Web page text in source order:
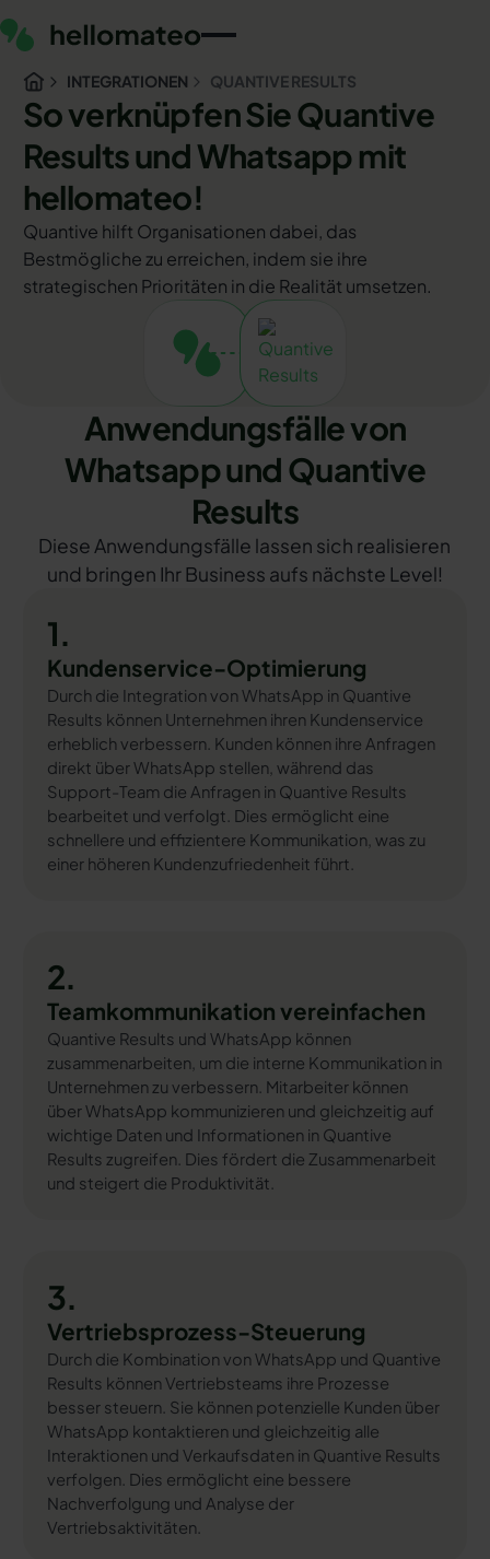
INTEGRATIONEN QUANTIVE RESULTS
So verknüpfen Sie Quantive
Results und Whatsapp mit
hellomateo!
Quantive hilft Organisationen dabei, das
Bestmögliche zu erreichen, indem sie ihre
strategischen Prioritäten in die Realität umsetzen.
Anwendungsfälle von
Whatsapp und Quantive
Results
Diese Anwendungsfälle lassen sich realisieren
und bringen Ihr Business aufs nächste Level!
1.
Kundenservice-Optimierung
Durch die Integration von WhatsApp in Quantive
Results können Unternehmen ihren Kundenservice
erheblich verbessern. Kunden können ihre Anfragen
direkt über WhatsApp stellen, während das
Support-Team die Anfragen in Quantive Results
bearbeitet und verfolgt. Dies ermöglicht eine
schnellere und effizientere Kommunikation, was zu
einer höheren Kundenzufriedenheit führt.
2.
Teamkommunikation vereinfachen
Quantive Results und WhatsApp können
zusammenarbeiten, um die interne Kommunikation in
Unternehmen zu verbessern. Mitarbeiter können
über WhatsApp kommunizieren und gleichzeitig auf
wichtige Daten und Informationen in Quantive
Results zugreifen. Dies fördert die Zusammenarbeit
und steigert die Produktivität.
3.
Vertriebsprozess-Steuerung
Durch die Kombination von WhatsApp und Quantive
Results können Vertriebsteams ihre Prozesse
besser steuern. Sie können potenzielle Kunden über
WhatsApp kontaktieren und gleichzeitig alle
Interaktionen und Verkaufsdaten in Quantive Results
verfolgen. Dies ermöglicht eine bessere
Nachverfolgung und Analyse der
Vertriebsaktivitäten.